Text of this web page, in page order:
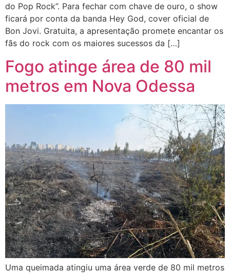
do Pop Rock”. Para fechar com chave de ouro, o show
ficará por conta da banda Hey God, cover oficial de
Bon Jovi. Gratuita, a apresentação promete encantar os
fãs do rock com os maiores sucessos da […]
Fogo atinge área de 80 mil
metros em Nova Odessa
Uma queimada atingiu uma área verde de 80 mil metros